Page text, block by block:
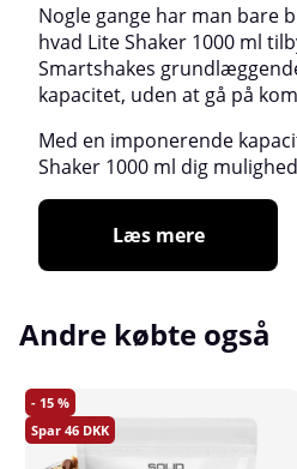
Nogle gange har man bare
hvad Lite Shaker 1000 ml
Smartshakes
kapacitet, uden at gå på
Med en imponerende
Shaker 1000 ml dig
Læs mere
Andre købte også
15
46